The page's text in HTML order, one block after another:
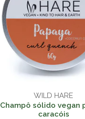
WILD HARE
Champô sólido vegan
caracóis